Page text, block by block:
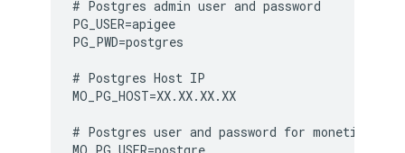
# Postgres admin user and password
PG_USER=apigee
PG_PWD=postgres
# Postgres Host IP
MO_PG_HOST=XX.XX.XX.XX
# Postgres user and password for monetization